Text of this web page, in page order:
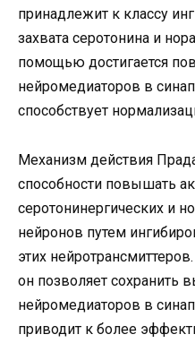
принадлежит к классу
захвата серотонина и
помощью достигается
нейромедиаторов в
способствует
Механизм действия
способности повышать
серотонинергических и
нейронов путем
этих
он позволяет сохранить
нейромедиаторов в
приводит к более